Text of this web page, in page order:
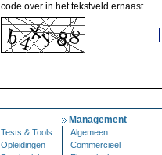
code over in het tekstveld ernaast.
Tests & Tools
Opleidingen
Management
Algemeen
Commercieel